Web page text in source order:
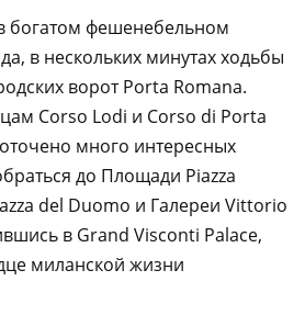
богатом фешенебельном
в нескольких минутах ходьбы
ворот Porta Romana.
Corso Lodi и Corso di Porta
много интересных
до Площади Piazza
del Duomo и Галереи Vittorio
в Grand Visconti Palace,
миланской жизни